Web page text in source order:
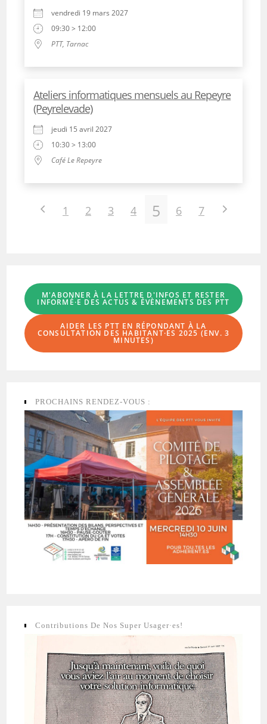
vendredi 19 mars 2027
09:30 > 12:00
PTT, Tarnac
Ateliers informatiques mensuels au Repeyre
(Peyrelevade)
jeudi 15 avril 2027
10:30 > 13:00
Café Le Repeyre
1 2 3 4 5 6 7
M'ABONNER À LA LETTRE D'INFOS ET RESTER
INFORMÉ·E DES ACTUS & ÉVÈNEMENTS DES PTT
AIDER LES PTT EN RÉPONDANT À LA
CONSULTATION DES HABITANT·ES 2025 (ENV. 3
MINUTES)
PROCHAINS RENDEZ-VOUS :
Contributions De Nos Super Usager·es!